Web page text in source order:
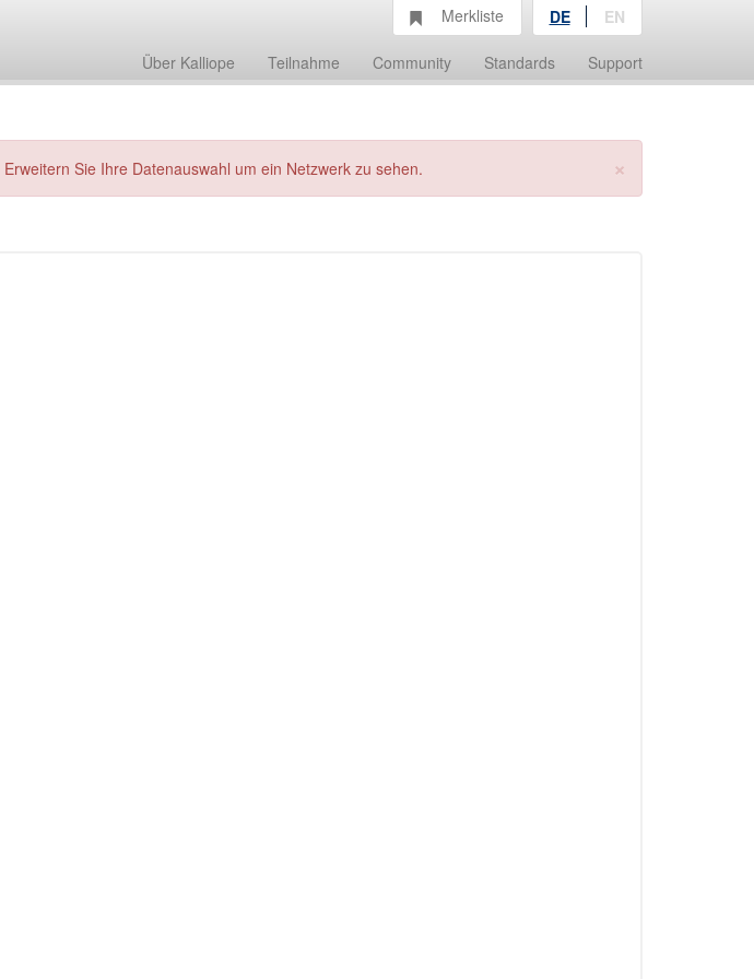
Über Kalliope Teilnahme Community Standards Support
Merkliste DE EN
×
Erweitern Sie Ihre Datenauswahl um ein Netzwerk zu sehen.